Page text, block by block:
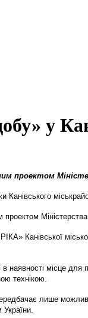
у
проектом
Канівського
Канівської
наявності місце
технікою.
лише